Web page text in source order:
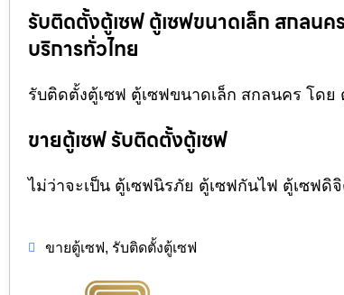
รับติดตั้งตู้เซฟ ตู้เซฟขนาดเล็ก สกลน
บริการทั่วไทย
รับติดตั้งตู้เซฟ ตู้เซฟขนาดเล็ก สกลนคร โด
ขายตู้เซฟ รับติดตั้งตู้เซฟ
ไม่ว่าจะเป็น ตู้เซฟนิรภัย ตู้เซฟกันไฟ ตู้เซฟ
ขายตู้เซฟ, รับติดตั้งตู้เซฟ